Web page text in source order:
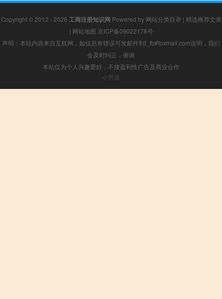
Copyright © 2012 - 2026 工商注册知识网 Powered by 网站分类目录 | 精选推荐文章
| 网站地图 京ICP备09022178号
声明：本站内容来自互联网，如信息有错误可发邮件到f_fb#foxmail.com说明，我们
会及时纠正，谢谢
本站仅为个人兴趣爱好，不接盈利性广告及商业合作
小男孩